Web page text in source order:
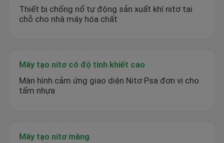
Thiết bị chống nổ tự động sản xuất khí nitơ tại
chỗ cho nhà máy hóa chất
Máy tạo nitơ có độ tinh khiết cao
Màn hình cảm ứng giao diện Nitơ Psa đơn vị cho
tấm nhựa
Máy tạo nitơ màng